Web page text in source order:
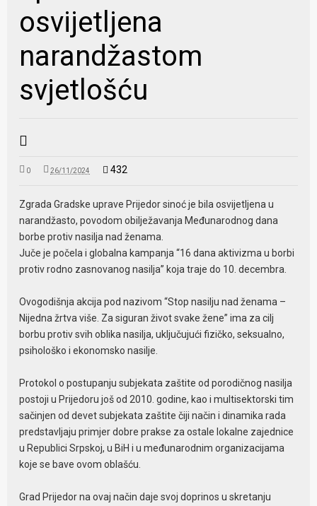
osvijetljena
narandžastom
svjetlošću
0 26/11/2024 432
Zgrada Gradske uprave Prijedor sinoć je bila osvijetljena u
narandžasto, povodom obilježavanja Međunarodnog dana
borbe protiv nasilja nad ženama.
Juče je počela i globalna kampanja “16 dana aktivizma u borbi
protiv rodno zasnovanog nasilja” koja traje do 10. decembra.
Ovogodišnja akcija pod nazivom “Stop nasilju nad ženama –
Nijedna žrtva više. Za siguran život svake žene” ima za cilj
borbu protiv svih oblika nasilja, uključujući fizičko, seksualno,
psihološko i ekonomsko nasilje.
Protokol o postupanju subjekata zaštite od porodičnog nasilja
postoji u Prijedoru još od 2010. godine, kao i multisektorski tim
sačinjen od devet subjekata zaštite čiji način i dinamika rada
predstavljaju primjer dobre prakse za ostale lokalne zajednice
u Republici Srpskoj, u BiH i u međunarodnim organizacijama
koje se bave ovom oblašću.
Grad Prijedor na ovaj način daje svoj doprinos u skretanju